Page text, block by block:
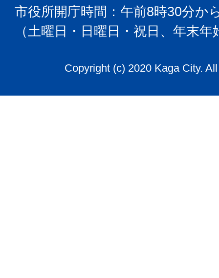
市役所開庁時間：午前8時30分か
（土曜日・日曜日・祝日、年末
Copyright (c) 2020 Kaga City.